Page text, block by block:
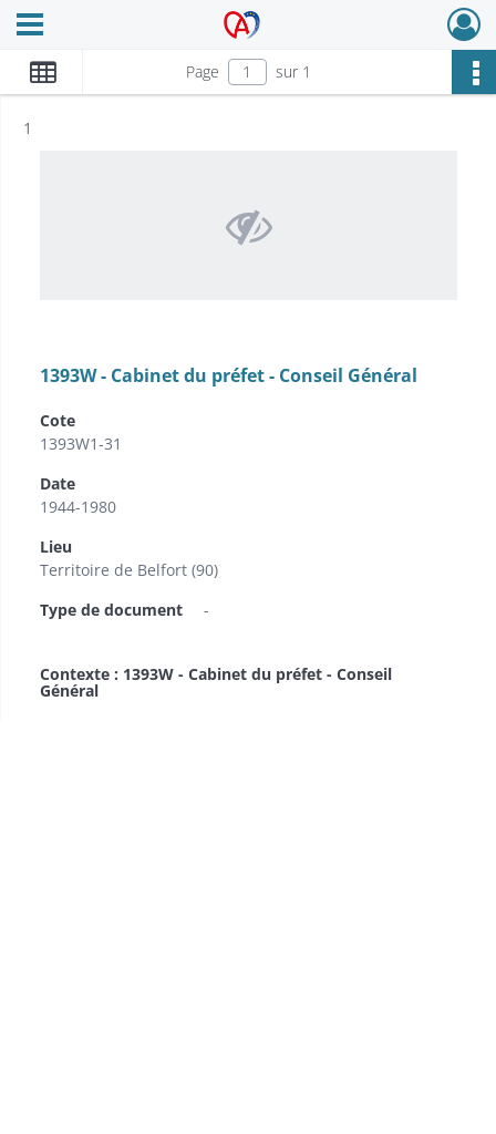
Archives Alsace - Colmar
Ouvrir le menu déroulant
Page sur 1
Résultat n°
1
1393W - Cabinet du préfet - Conseil Général
Cote
1393W1-31
Date
1944-1980
Lieu
Territoire de Belfort (90)
Type de document
-
Contexte : 1393W - Cabinet du préfet - Conseil
Général